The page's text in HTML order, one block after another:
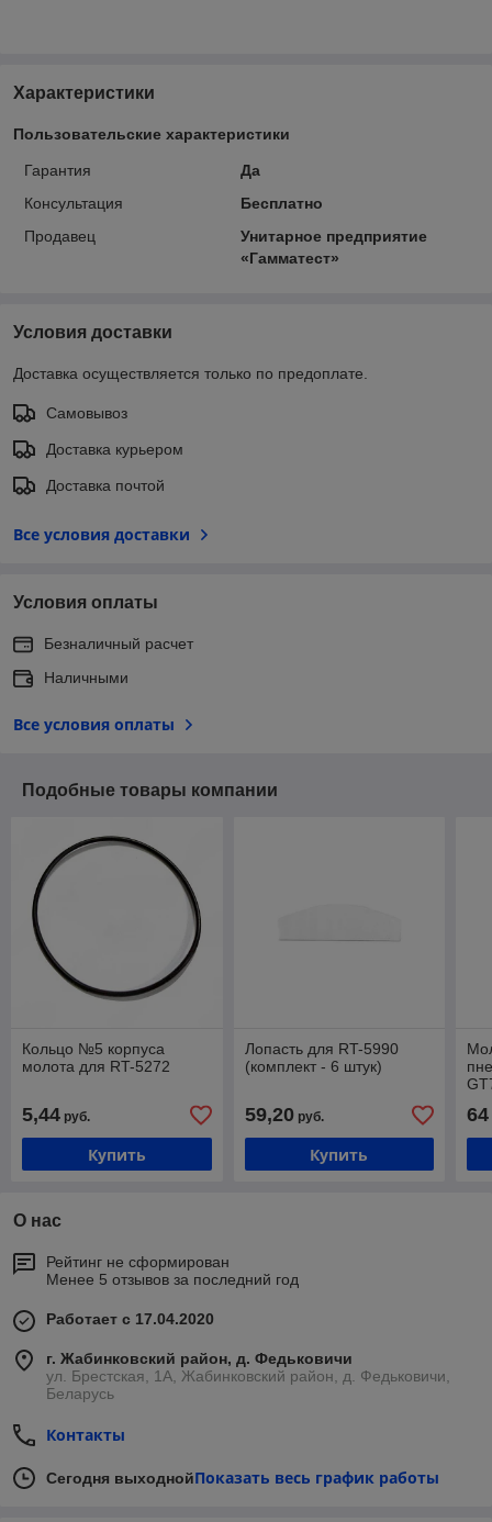
Характеристики
Пользовательские характеристики
Гарантия
Да
Консультация
Бесплатно
Продавец
Унитарное предприятие
«Гамматест»
Условия доставки
Доставка осуществляется только по предоплате.
Самовывоз
Доставка курьером
Доставка почтой
Все условия доставки
Условия оплаты
Безналичный расчет
Наличными
Все условия оплаты
Подобные товары компании
Кольцо №5 корпуса
молота для RT-5272
5,44 руб.
Купить
Лопасть для RT-5990
(комплект - 6 штук)
59,20руб.
Купить
64
О нас
Рейтинг не сформирован
Менее 5 отзывов за последний год
Работает с 17.04.2020
г. Жабинковский район, д. Федьковичи
ул. Брестская, 1А, Жабинковский район, д. Федьковичи,
Беларусь
Контакты
Сегодня выходнойПоказать весь график работы